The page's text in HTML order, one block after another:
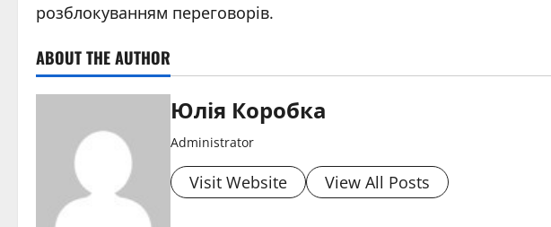
розблокуванням переговорів.
ABOUT THE AUTHOR
Юлія Коробка
Administrator
Visit Website View All Posts